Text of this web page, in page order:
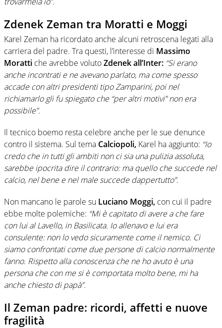
Zdenek Zeman tra Moratti e Moggi
Karel Zeman ha ricordato anche alcuni retroscena legati alla
carriera del padre. Tra questi, l’interesse di Massimo
Moratti che avrebbe volutoZdenekall’Inter: “Si erano
anche incontrati e ne avevano parlato, ma come spesso
accade con altri presidenti tipo Zamparini, poi nel
richiamarlo gli fu spiegato che “per altri motivi” non era
possibile”.
Il tecnico boemo resta celebre anche per le sue denunce
contro il sistema. Sul tema Calciopoli, Karel ha aggiunto: “Io
credo che in tutti gli ambiti non ci sia una pulizia assoluta,
sarebbe ipocrita dire il contrario: ma quello che succede nel
calcio, nel bene e nel male succede dappertutto”.
Non mancano le parole su Luciano Moggi, con cui il padre
ebbe molte polemiche: “Mi è capitato di avere a che fare
con lui al Lavello, in Basilicata. Io allenavo e lui era
consulente: non lo vedo sicuramente come il nemico. Ci
siamo confrontati come due persone di calcio normalmente
fanno. Rispetto alla conoscenza che ne ho avuto è una
persona che con me si è comportata molto bene, mi ha
anche chiesto di papà”.
Il Zeman padre: ricordi, affetti e nuove
fragilità